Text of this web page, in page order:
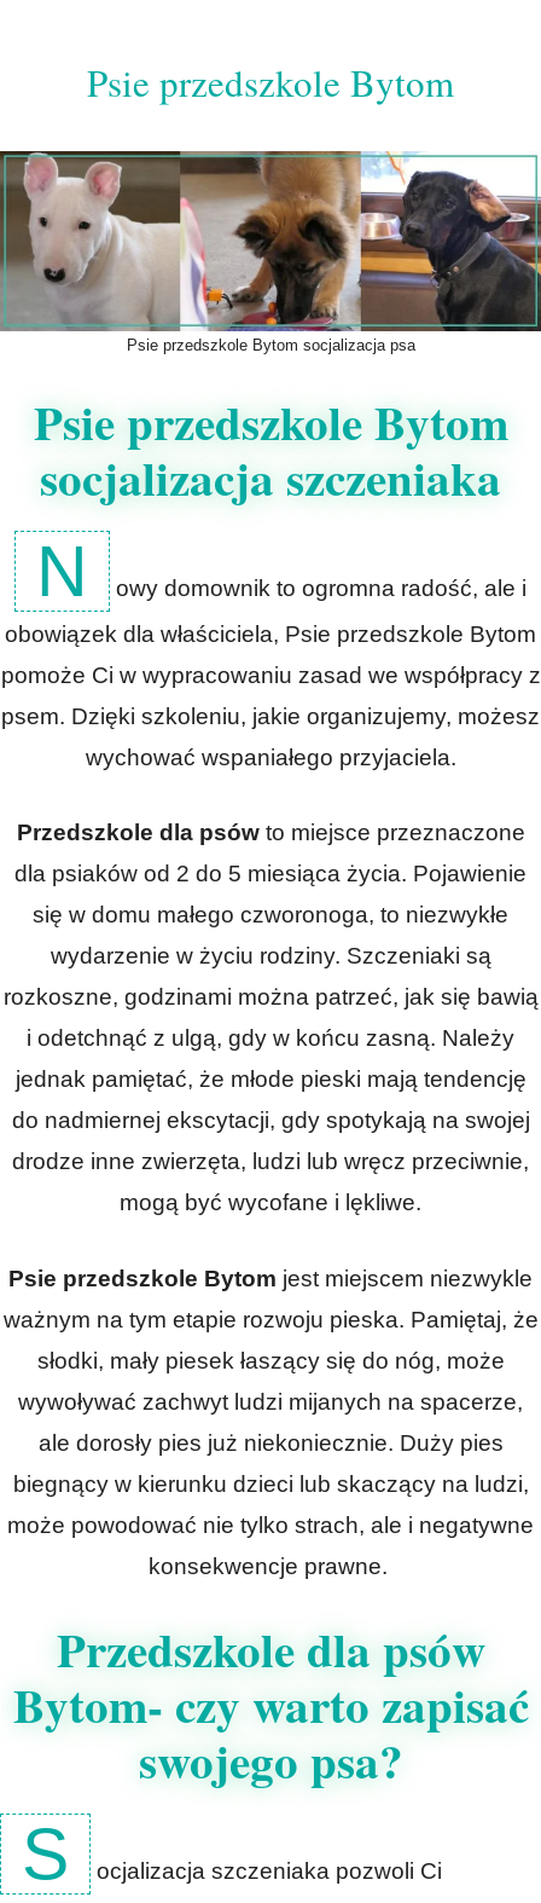
Psie przedszkole Bytom
Psie przedszkole Bytom socjalizacja psa
Psie przedszkole Bytom
socjalizacja szczeniaka
N
owy domownik to ogromna radość, ale i
obowiązek dla właściciela, Psie przedszkole Bytom
pomoże Ci w wypracowaniu zasad we współpracy z
psem. Dzięki szkoleniu, jakie organizujemy, możesz
wychować wspaniałego przyjaciela.
Przedszkole dla psówto miejsce przeznaczone
dla psiaków od 2 do 5 miesiąca życia. Pojawienie
się w domu małego czworonoga, to niezwykłe
wydarzenie w życiu rodziny. Szczeniaki są
rozkoszne, godzinami można patrzeć, jak się bawią
i odetchnąć z ulgą, gdy w końcu zasną. Należy
jednak pamiętać, że młode pieski mają tendencję
do nadmiernej ekscytacji, gdy spotykają na swojej
drodze inne zwierzęta, ludzi lub wręcz przeciwnie,
mogą być wycofane i lękliwe.
Psie przedszkole Bytom jest miejscem niezwykle
ważnym na tym etapie rozwoju pieska. Pamiętaj, że
słodki, mały piesek łaszący się do nóg, może
wywoływać zachwyt ludzi mijanych na spacerze,
ale dorosły pies już niekoniecznie. Duży pies
biegnący w kierunku dzieci lub skaczący na ludzi,
może powodować nie tylko strach, ale i negatywne
konsekwencje prawne.
Przedszkole dla psów
Bytom- czy warto zapisać
swojego psa?
S
ocjalizacja szczeniaka pozwoli Ci